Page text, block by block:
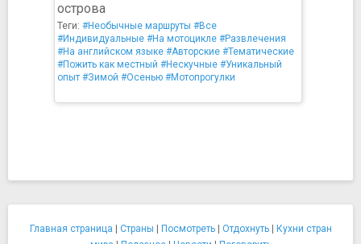
острова
Теги: #Необычные маршруты #Все
#Индивидуальные #На мотоцикле #Развлечения
#На английском языке #Авторские #Тематические
#Пожить как местный #Нескучные #Уникальный
опыт #Зимой #Осенью #Мотопрогулки
Главная страница Страны Посмотреть| Отдохнуть|
Кухни стран